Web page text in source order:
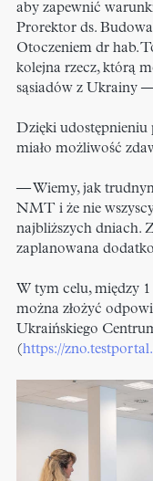
aby zapewnić
Prorektor ds.
Otoczeniem dr hab.
kolejna rzecz, którą
sąsiadów z Ukrainy
Dzięki udostępnieniu
miało możliwość
— Wiemy, jak
NMT i że nie
najbliższych dniach.
zaplanowana
W tym celu, między
można złożyć
Ukraińskiego
(https://